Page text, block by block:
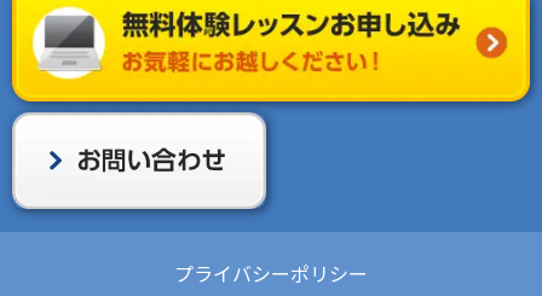
プライバシーポリシー